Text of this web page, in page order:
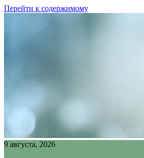
Перейти к содержимому
9 августа, 2026